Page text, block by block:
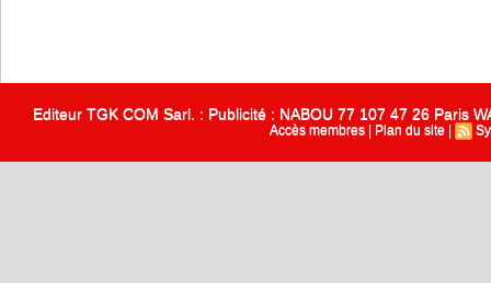
Editeur TGK COM Sarl. : Publicité : NABOU 77 107 47 26 Paris
Accès membres Plan du site